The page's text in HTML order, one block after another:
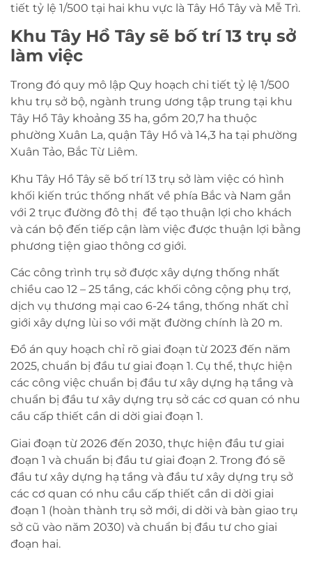
tiết tỷ lệ 1/500 tại hai khu vực là Tây Hồ Tây và Mễ Trì.
Khu Tây Hồ Tây sẽ bố trí 13 trụ sở
làm việc
Trong đó quy mô lập Quy hoạch chi tiết tỷ lệ 1/500
khu trụ sở bộ, ngành trung ương tập trung tại khu
Tây Hồ Tây khoảng 35 ha, gồm 20,7 ha thuộc
phường Xuân La, quận Tây Hồ và 14,3 ha tại phường
Xuân Tảo, Bắc Từ Liêm.
Khu Tây Hồ Tây sẽ bố trí 13 trụ sở làm việc có hình
khối kiến trúc thống nhất về phía Bắc và Nam gắn
với 2 trục đường đô thị để tạo thuận lợi cho khách
và cán bộ đến tiếp cận làm việc được thuận lợi bằng
phương tiện giao thông cơ giới.
Các công trình trụ sở được xây dựng thống nhất
chiều cao 12 – 25 tầng, các khối công cộng phụ trợ,
dịch vụ thương mại cao 6-24 tầng, thống nhất chỉ
giới xây dựng lùi so với mặt đường chính là 20 m.
Đồ án quy hoạch chỉ rõ giai đoạn từ 2023 đến năm
2025, chuẩn bị đầu tư giai đoạn 1. Cụ thể, thực hiện
các công việc chuẩn bị đầu tư xây dựng hạ tầng và
chuẩn bị đầu tư xây dựng trụ sở các cơ quan có nhu
cầu cấp thiết cần di dời giai đoạn 1.
Giai đoạn từ 2026 đến 2030, thực hiện đầu tư giai
đoạn 1 và chuẩn bị đầu tư giai đoạn 2. Trong đó sẽ
đầu tư xây dựng hạ tầng và đầu tư xây dựng trụ sở
các cơ quan có nhu cầu cấp thiết cần di dời giai
đoạn 1 (hoàn thành trụ sở mới, di dời và bàn giao trụ
sở cũ vào năm 2030) và chuẩn bị đầu tư cho giai
đoạn hai.